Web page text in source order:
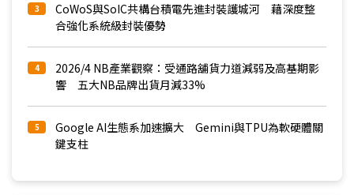
3
CoWoS與SoIC共構台積電先進封裝護城河 藉深度整
合強化系統級封裝優勢
4
2026/4 NB產業觀察：受通路舖貨力道減弱及高基期影
響 五大NB品牌出貨月減33%
5
Google AI生態系加速擴大 Gemini與TPU為軟硬體關
鍵支柱